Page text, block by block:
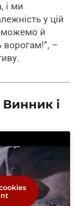
і ми
у цій
й
ворогам!”, –
Винник і